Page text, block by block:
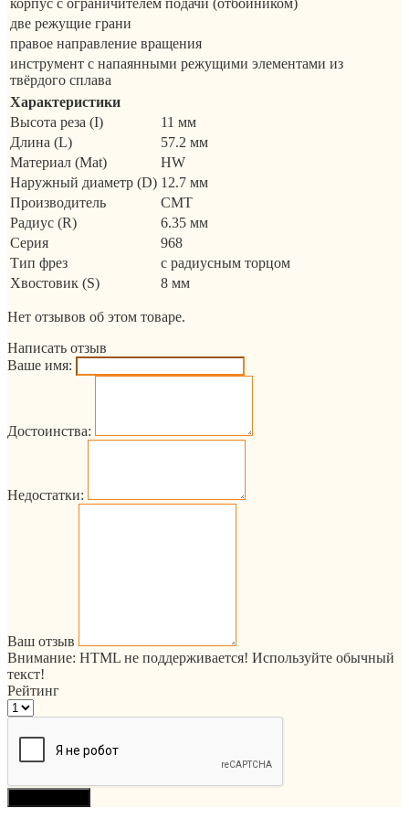
две режущие грани
правое направление вращения
инструмент с напаянными режущими элементами из
твёрдого сплава
Характеристики
Высота реза (I)
11 мм
Длина (L)
57.2 мм
Материал (Mat)
HW
Наружный диаметр (D) 12.7 мм
Производитель
CMT
Радиус (R)
6.35 мм
Серия
968
Тип фрез
с радиусным торцом
Хвостовик (S)
8 мм
Нет отзывов об этом товаре.
Написать отзыв
Ваше имя:
Достоинства:
Недостатки:
Ваш отзыв
Внимание: HTML не поддерживается! Используйте обычный
текст!
Рейтинг